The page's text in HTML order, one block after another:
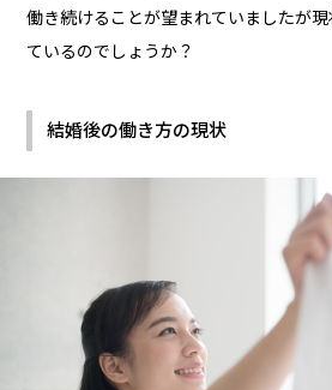
働き続けることが望まれていましたが
ているのでしょうか？
結婚後の働き方の現状